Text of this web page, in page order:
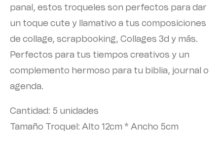
panal, estos troqueles son perfectos para dar
un toque cute y llamativo a tus composiciones
de collage, scrapbooking, Collages 3d y más.
Perfectos para tus tiempos creativos y un
complemento hermoso para tu biblia, journal o
agenda.
Cantidad: 5 unidades
Tamaño Troquel: Alto 12cm * Ancho 5cm